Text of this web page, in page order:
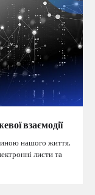
взаємодії
нашого життя.
листи та